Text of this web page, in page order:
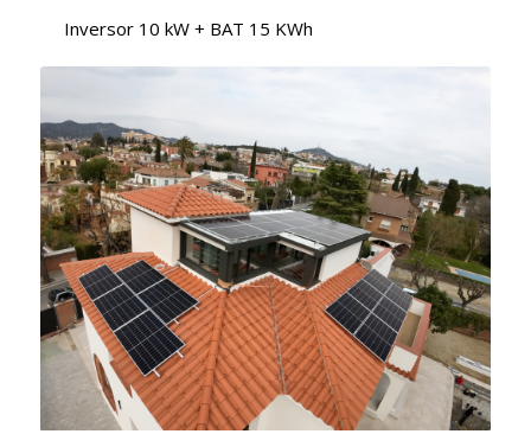
Inversor 10 kW + BAT 15 KWh